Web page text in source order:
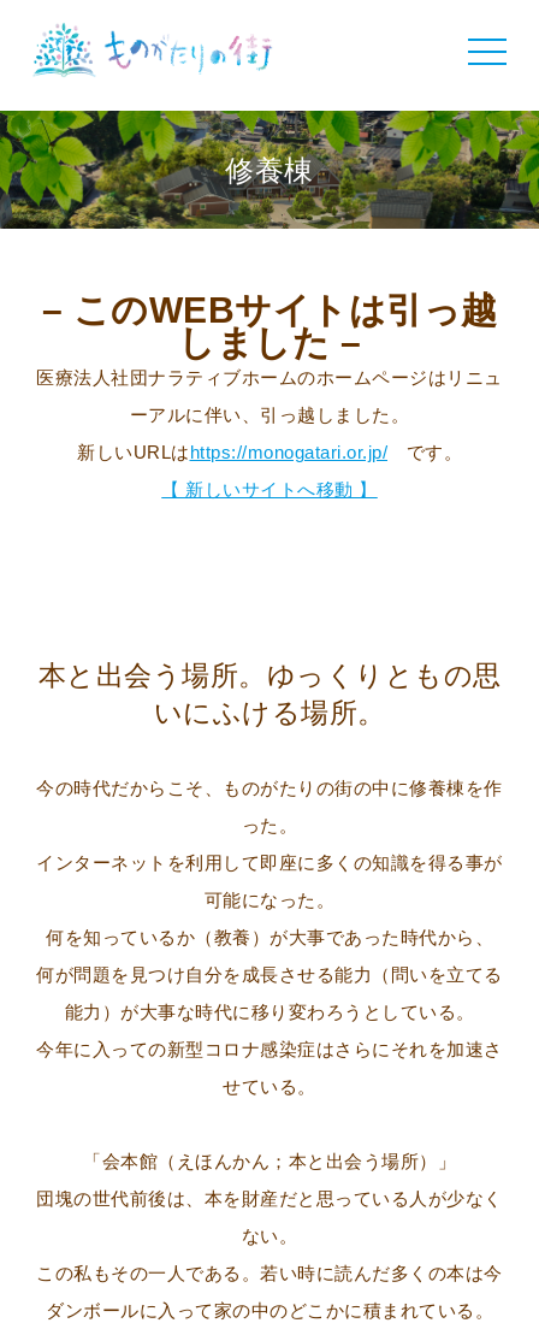
toggle
修養棟
– このWEBサイトは引っ越
しました –
医療法人社団ナラティブホームのホームページはリニュ
ーアルに伴い、引っ越しました。
新しいURLはhttps://monogatari.or.jp/ です。
【 新しいサイトへ移動 】
本と出会う場所。ゆっくりともの思
いにふける場所。
今の時代だからこそ、ものがたりの街の中に修養棟を作
った。
インターネットを利用して即座に多くの知識を得る事が
可能になった。
何を知っているか（教養）が大事であった時代から、
何が問題を見つけ自分を成長させる能力（問いを立てる
能力）が大事な時代に移り変わろうとしている。
今年に入っての新型コロナ感染症はさらにそれを加速さ
せている。
「会本館（えほんかん；本と出会う場所）」
団塊の世代前後は、本を財産だと思っている人が少なく
ない。
この私もその一人である。若い時に読んだ多くの本は今
ダンボールに入って家の中のどこかに積まれている。